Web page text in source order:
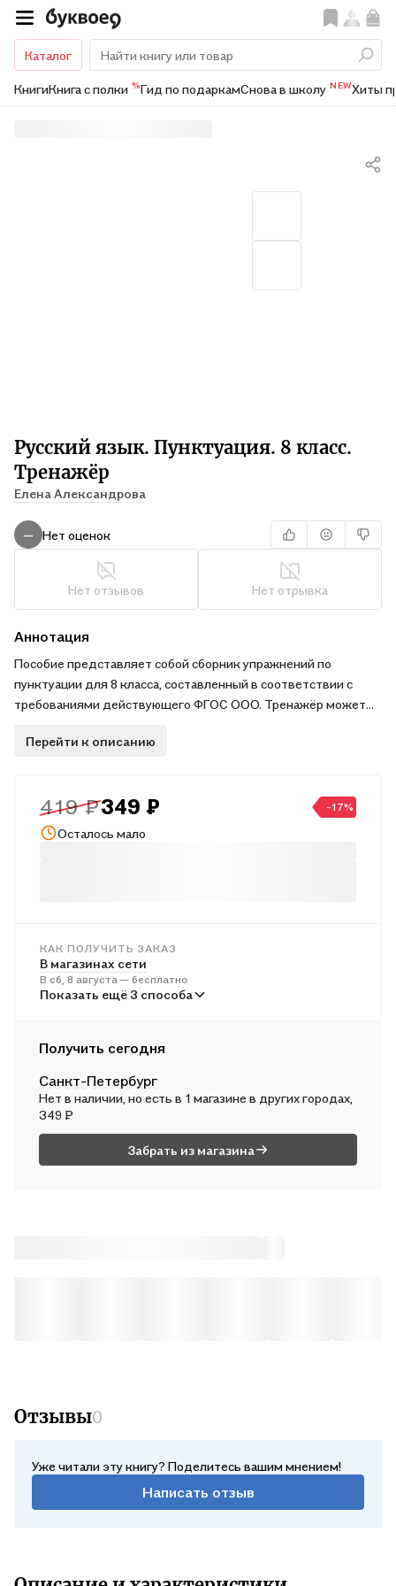
Каталог
КнигиКнига с полки %Гид по подаркамСнова в школу NEWХиты
Русский язык. Пунктуация. 8 класс.
Тренажёр
Елена Александрова
— Нет оценок
Нет отзывов Нет отрывка
Аннотация
Пособие представляет собой сборник упражнений по
пунктуации для 8 класса, составленный в соответствии с
требованиями действующего ФГОС ООО. Тренажёр может
пособиям, входящим в федеральный перечень учебных
дополнительных занятий с учащимися 8 класса дома.
Перейти к описанию
419 ₽349 ₽ -17%
Осталось мало
КАК ПОЛУЧИТЬ ЗАКАЗ
В магазинах сети
В сб, 8 августа — бесплатно
В пунктах выдачи
В вс, 9 августа — от 312 ₽
Почтой России
В пн, 10 августа — от 499 ₽
Показать ещё 3 способа
Получить сегодня
Санкт-Петербург
Нет в наличии, но есть в 1 магазине в других городах,
349 ₽
Забрать из магазина
Отзывы0
Уже читали эту книгу? Поделитесь вашим мнением!
Написать отзыв